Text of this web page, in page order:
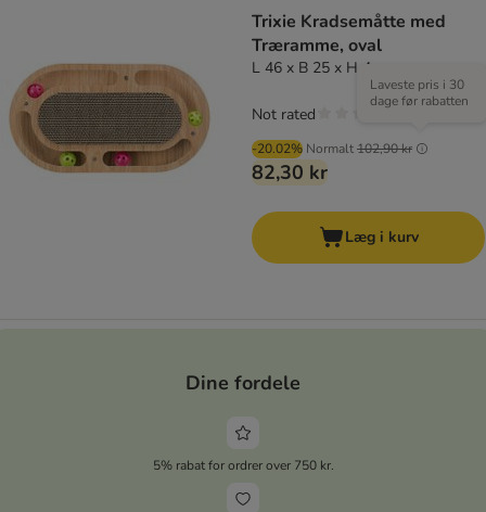
Trixie Kradsemåtte med
Træramme, oval
L 46 x B 25 x H 4 cm
-20.02% Normalt102,90 kr
Laveste pris i 30
dage før rabatten
82,30 kr
Not rated
Læg i kurv
Dine fordele
5% rabat for ordrer over 750 kr.